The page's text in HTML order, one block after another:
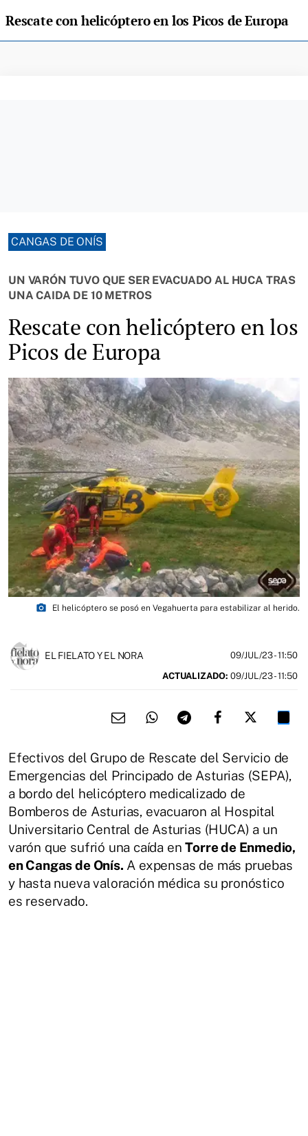
Rescate con helicóptero en los Picos de Europa
CANGAS DE ONÍS
UN VARÓN TUVO QUE SER EVACUADO AL HUCA TRAS
UNA CAIDA DE 10 METROS
Rescate con helicóptero en los
Picos de Europa
photo_camera El helicóptero se posó en Vegahuerta para estabilizar al herido.
EL FIELATO Y EL NORA 09/JUL/23- 11:50
ACTUALIZADO: 09/JUL/23 - 11:50
Efectivos del Grupo de Rescate del Servicio de
Emergencias del Principado de Asturias (SEPA),
a bordo del helicóptero medicalizado de
Bomberos de Asturias, evacuaron al Hospital
Universitario Central de Asturias (HUCA) a un
varón que sufrió una caída enTorre de Enmedio,
en Cangas de Onís. A expensas de más pruebas
y hasta nueva valoración médica su pronóstico
es reservado.